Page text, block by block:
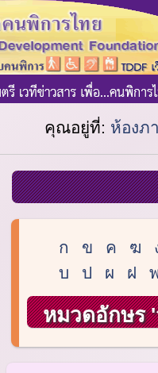
คุณอยู่ที่: ห้องภ
ก ข ค ฆ
บ
ป ผ ฝ
หมวดอักษร